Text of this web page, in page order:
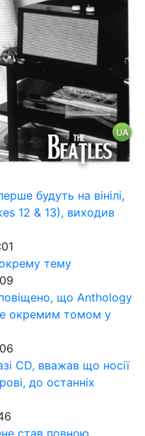
будуть на вінілі,
12 & 13), виходив
тему
що Anthology
окремим томом у
CD, вважав що носії
до останніх